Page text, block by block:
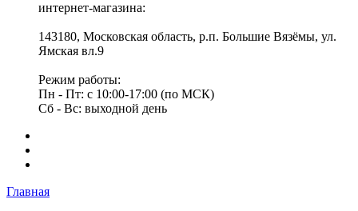
интернет-магазина:
143180, Московская область, р.п. Большие Вязёмы, ул.
Ямская вл.9
Режим работы:
Пн - Пт: с 10:00-17:00 (по МСК)
Сб - Вс: выходной день
Главная